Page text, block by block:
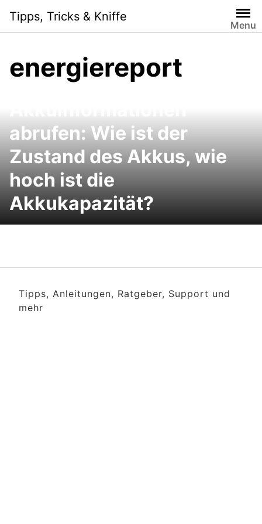
content
Tipps, Tricks & Kniffe
Menu
energiereport
Notebook-
abrufen: Wie ist der
Zustand des Akkus, wie
hoch ist die
Akkukapazität?
Tipps, Anleitungen, Ratgeber, Support und
mehr